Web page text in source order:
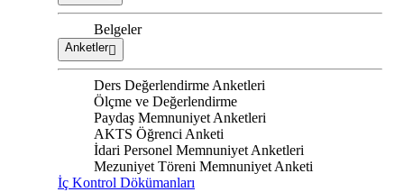
Belgeler
Anketler
Ders Değerlendirme Anketleri
Ölçme ve Değerlendirme
Paydaş Memnuniyet Anketleri
AKTS Öğrenci Anketi
İdari Personel Memnuniyet Anketleri
Mezuniyet Töreni Memnuniyet Anketi
İç Kontrol Dökümanları